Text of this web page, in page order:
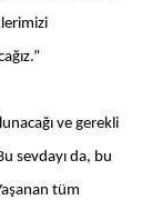
ve gerekli
sevdayı da, bu
tüm